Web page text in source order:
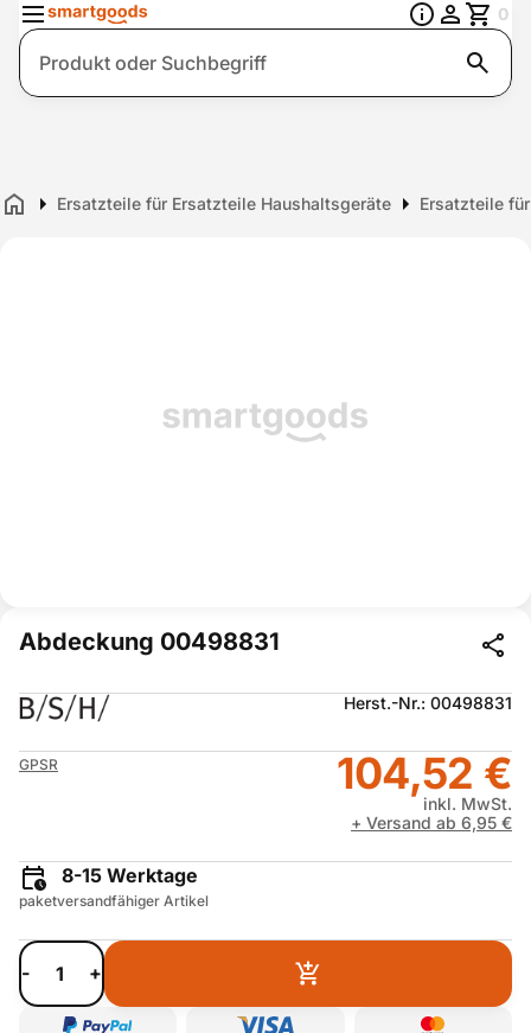
Suche
0
Home Ersatzteile für Ersatzteile Haushaltsgeräte Ersatzteile
Abdeckung 00498831
Herst.-Nr.: 00498831
GPSR 104,52 €
inkl. MwSt.
+ Versand ab 6,95 €
8-15 Werktage
paketversandfähiger Artikel
- +